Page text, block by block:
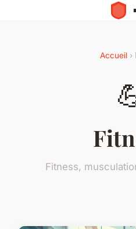
Accueil›
Fitness,